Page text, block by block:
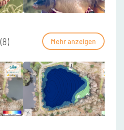
(8) Mehr anzeigen